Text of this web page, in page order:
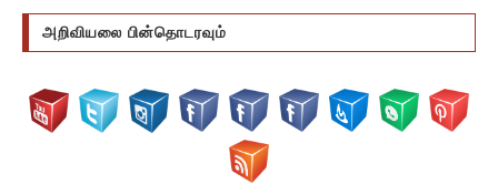
அறிவியலை பின்தொடரவும்